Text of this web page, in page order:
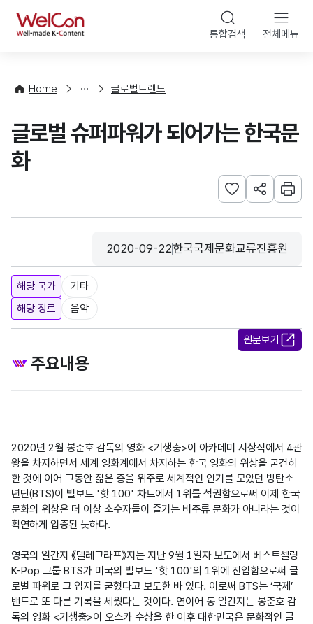
WelCon 통합검색 전체메뉴
Home
향
계
글로벌트렌드
글로벌 슈퍼파워가 되어가는 한국문
화
관심사 등록하기
URL 공유하
인쇄
등록일
2020-09-22
수집기관
한국국제문화교류진흥원
해당 국가
기타
해당 장르
음악
원문보기
주요내용
2020년 2월 봉준호 감독의 영화 <기생충>이 아카데미 시상식에서 4관
왕을 차지하면서 세계 영화계에서 차지하는 한국 영화의 위상을 굳건히
한 것에 이어 그동안 젊은 층을 위주로 세계적인 인기를 모았던 방탄소
년단(BTS)이 빌보트 '핫 100' 차트에서 1위를 석권함으로써 이제 한국
문화의 위상은 더 이상 소수자들이 즐기는 비주류 문화가 아니라는 것이
확연하게 입증된 듯하다.
영국의 일간지 《텔레그라프》지는 지난 9월 1일자 보도에서 베스트셀링
K-Pop 그룹 BTS가 미국의 빌보드 '핫 100'의 1위에 진입함으로써 글
로벌 파워로 그 입지를 굳혔다고 보도한 바 있다. 이로써 BTS는 ‘국제’
밴드로 또 다른 기록을 세웠다는 것이다. 연이어 동 일간지는 봉준호 감
독의 영화 <기생충>이 오스카 수상을 한 이후 대한민국은 문화적인 글